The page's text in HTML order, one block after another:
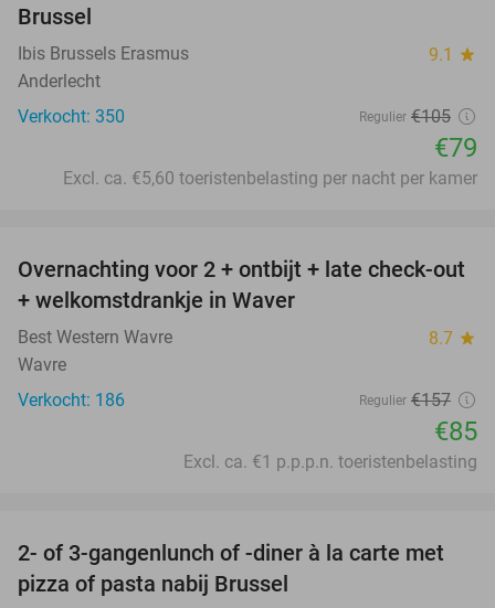
Brussel
Ibis Brussels Erasmus 9.1 star
Anderlecht
Verkocht: 350
Regulier €105
€79
Excl. ca. €5,60 toeristenbelasting per nacht per kamer
46%
Overnachting voor 2 + ontbijt + late check-out
+ welkomstdrankje in Waver
Best Western Wavre 8.7 star
Wavre
Verkocht: 186
Regulier €157
€85
Excl. ca. €1 p.p.p.n. toeristenbelasting
47%
2- of 3-gangenlunch of -diner à la carte met
pizza of pasta nabij Brussel